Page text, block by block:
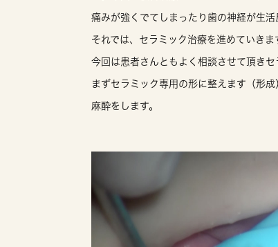
痛みが強くでてしまったり歯の神経が生
それでは、セラミック治療を進めていきま
今回は患者さんともよく相談させて頂きセ
まずセラミック専用の形に整えます（形成
麻酔をします。